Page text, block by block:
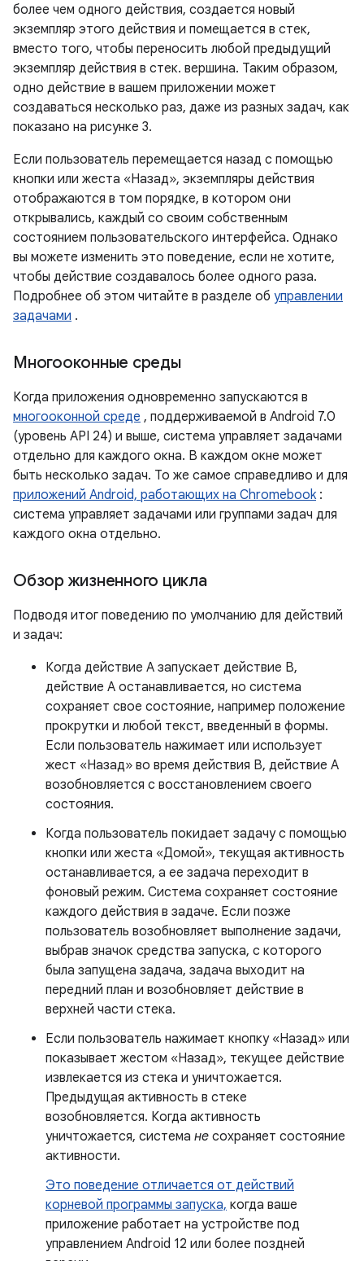
более чем одного действия, создается новый
экземпляр этого действия и помещается в стек,
вместо того, чтобы переносить любой предыдущий
экземпляр действия в стек. вершина. Таким образом,
одно действие в вашем приложении может
создаваться несколько раз, даже из разных задач, как
показано на рисунке 3.
Если пользователь перемещается назад с помощью
кнопки или жеста «Назад», экземпляры действия
отображаются в том порядке, в котором они
открывались, каждый со своим собственным
состоянием пользовательского интерфейса. Однако
вы можете изменить это поведение, если не хотите,
чтобы действие создавалось более одного раза.
Подробнее об этом читайте в разделе об управлении
задачами .
Многооконные среды
Когда приложения одновременно запускаются в
многооконной среде , поддерживаемой в Android 7.0
(уровень API 24) и выше, система управляет задачами
отдельно для каждого окна. В каждом окне может
быть несколько задач. То же самое справедливо и для
приложений Android, работающих на Chromebook:
система управляет задачами или группами задач для
каждого окна отдельно.
Обзор жизненного цикла
Подводя итог поведению по умолчанию для действий
и задач:
Когда действие A запускает действие B,
действие A останавливается, но система
сохраняет свое состояние, например положение
прокрутки и любой текст, введенный в формы.
Если пользователь нажимает или использует
жест «Назад» во время действия B, действие A
возобновляется с восстановлением своего
состояния.
Когда пользователь покидает задачу с помощью
кнопки или жеста «Домой», текущая активность
останавливается, а ее задача переходит в
фоновый режим. Система сохраняет состояние
каждого действия в задаче. Если позже
пользователь возобновляет выполнение задачи,
выбрав значок средства запуска, с которого
была запущена задача, задача выходит на
передний план и возобновляет действие в
верхней части стека.
Если пользователь нажимает кнопку «Назад» или
показывает жестом «Назад», текущее действие
извлекается из стека и уничтожается.
Предыдущая активность в стеке
возобновляется. Когда активность
уничтожается, система не сохраняет состояние
активности.
Это поведение отличается от действий
корневой программы запуска, когда ваше
приложение работает на устройстве под
управлением Android 12 или более поздней